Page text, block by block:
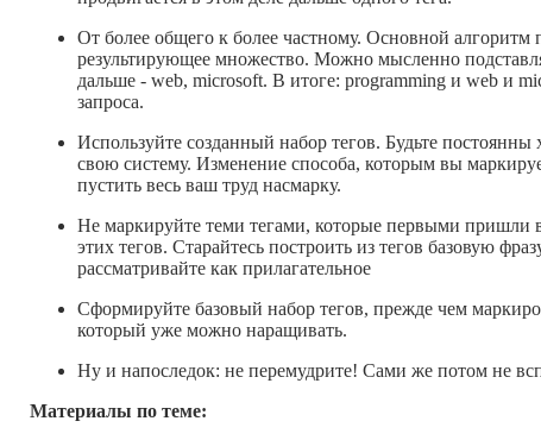
От более общего к более частному. Основной
результирующее множество. Можно мысленно
дальше - web, microsoft. В итоге: programming и web и
запроса.
Используйте созданный набор тегов. Будьте
свою систему. Изменение способа, которым вы
пустить весь ваш труд насмарку.
Не маркируйте теми тегами, которые первыми пришли
этих тегов. Старайтесь построить из тегов базовую
рассматривайте как прилагательное
Сформируйте базовый набор тегов, прежде чем
который уже можно наращивать.
Ну и напоследок: не перемудрите! Сами же потом не
Материалы по теме: